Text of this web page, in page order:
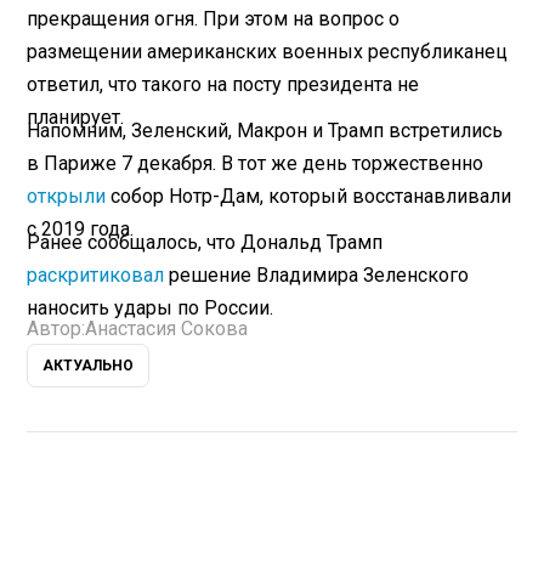
прекращения огня. При этом на вопрос о
размещении американских военных республиканец
ответил, что такого на посту президента не
планирует.
Напомним, Зеленский, Макрон и Трамп встретились
в Париже 7 декабря. В тот же день торжественно
открыли собор Нотр-Дам, который восстанавливали
с 2019 года.
Ранее сообщалось, что Дональд Трамп
раскритиковал решение Владимира Зеленского
наносить удары по России.
Автор:Анастасия Сокова
АКТУАЛЬНО